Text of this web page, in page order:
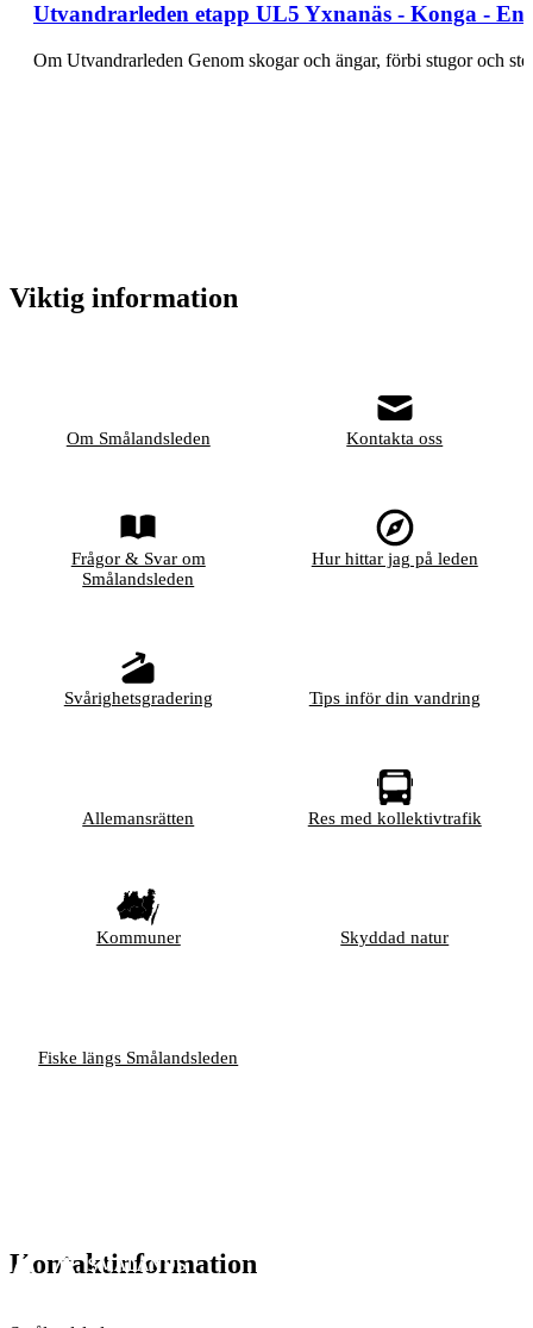
Utvandrarleden etapp UL5 Yxnanäs - Konga - En
Om Utvandrarleden Genom skogar och ängar, förbi stugor och
Viktig information
Om Smålandsleden Kontakta oss
Frågor & Svar om
Smålandsleden
Hur hittar jag på leden
Svårighetsgradering Tips inför din vandring
Allemansrätten Res med kollektivtrafik
Kommuner Skyddad natur
Fiske längs Smålandsleden
Kontaktinformation